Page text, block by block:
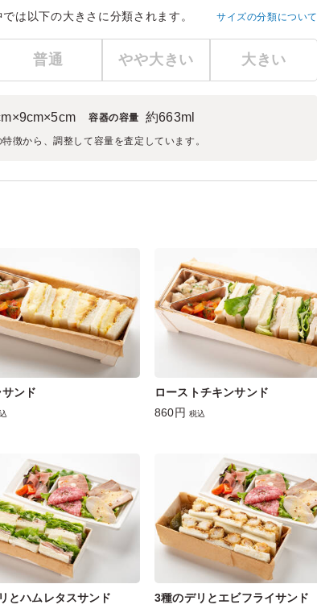
は以下の大きさに分類されます。 サイズの分類について
普通 やや大きい 大きい
容器の容量 約663ml
徴から、調整して容量を査定しています。
ンド
ローストチキンサンド
860円 税込
とハムレタスサンド
3種のデリとエビフライサンド